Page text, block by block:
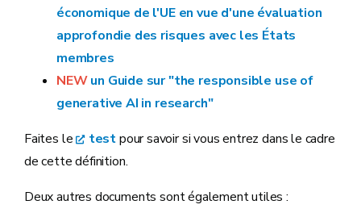
économique de l'UE en vue d'une évaluation
approfondie des risques avec les États
membres
NEWun Guide sur "the responsible use of
generative AI in research"
Faites le
testpour savoir si vous entrez dans le cadre
de cette définition.
Deux autres documents sont également utiles :